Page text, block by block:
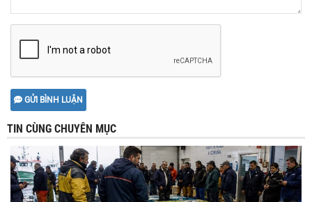
GỬI BÌNH LUẬN
TIN CÙNG CHUYÊN MỤC